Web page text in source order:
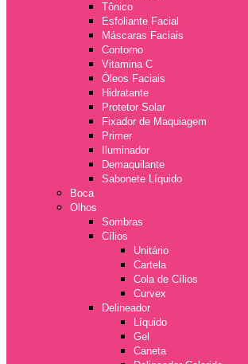
Tônico
Esfoliante Facial
Máscaras Faciais
Contorno
Vitamina C
Óleos Faciais
Hidratante
Protetor Solar
Fixador de Maquiagem
Primer
Iluminador
Demaquilante
Sabonete Líquido
Boca
Olhos
Sombras
Cílios
Unitário
Cartela
Cola de Cílios
Curvex
Delineador
Líquido
Gel
Caneta